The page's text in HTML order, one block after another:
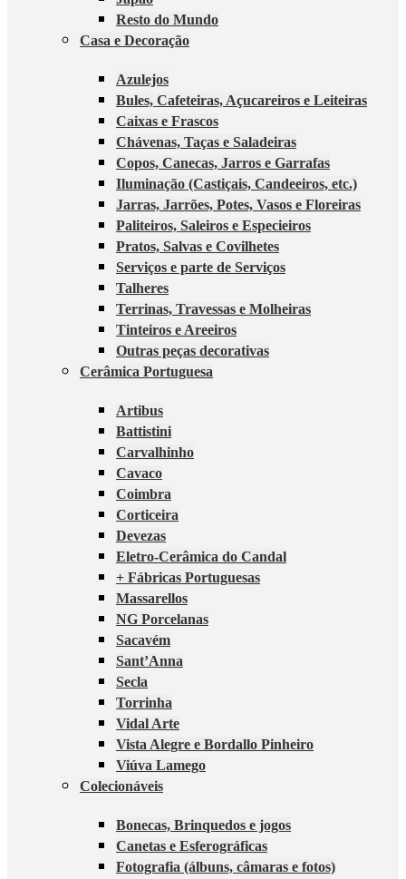
Resto do Mundo
Casa e Decoração
Azulejos
Bules, Cafeteiras, Açucareiros e Leiteiras
Caixas e Frascos
Chávenas, Taças e Saladeiras
Copos, Canecas, Jarros e Garrafas
Iluminação (Castiçais, Candeeiros, etc.)
Jarras, Jarrões, Potes, Vasos e Floreiras
Paliteiros, Saleiros e Especieiros
Pratos, Salvas e Covilhetes
Serviços e parte de Serviços
Talheres
Terrinas, Travessas e Molheiras
Tinteiros e Areeiros
Outras peças decorativas
Cerâmica Portuguesa
Artibus
Battistini
Carvalhinho
Cavaco
Coimbra
Corticeira
Devezas
Eletro-Cerâmica do Candal
+ Fábricas Portuguesas
Massarellos
NG Porcelanas
Sacavém
Sant’Anna
Secla
Torrinha
Vidal Arte
Vista Alegre e Bordallo Pinheiro
Viúva Lamego
Colecionáveis
Bonecas, Brinquedos e jogos
Canetas e Esferográficas
Fotografia (álbuns, câmaras e fotos)